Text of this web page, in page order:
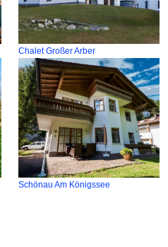
Chalet Großer Arber
Schönau Am Königssee